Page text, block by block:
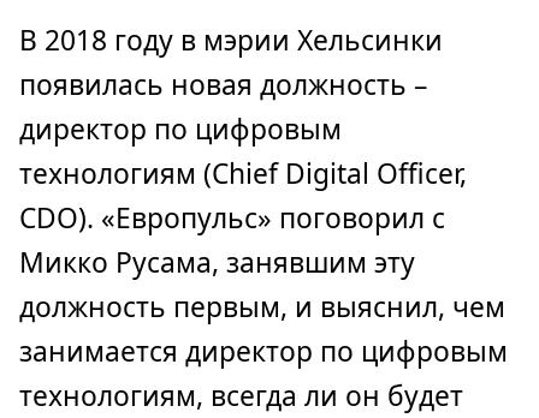
В 2018 году в мэрии Хельсинки
появилась новая должность –
директор по цифровым
технологиям (Chief Digital Officer,
CDO). «Европульс» поговорил с
Микко Русама, занявшим эту
должность первым, и выяснил, чем
занимается директор по цифровым
технологиям, всегда ли он будет